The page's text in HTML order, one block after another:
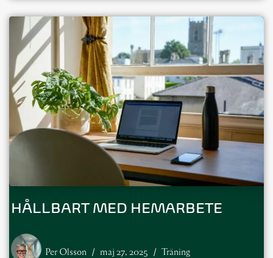
HÅLLBART MED HEMARBETE
Per Olsson maj 27, 2025 Träning